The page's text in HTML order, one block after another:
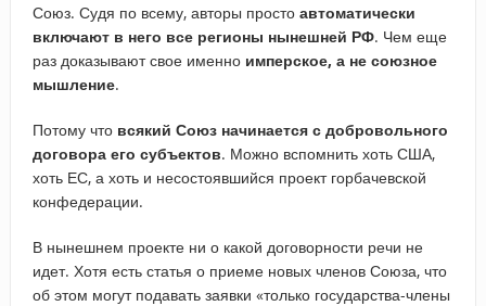
Союз. Судя по всему, авторы просто автоматически
включают в него все регионы нынешней РФ. Чем еще
раз доказывают свое именно имперское, а не союзное
мышление.
Потому что всякий Союз начинается с добровольного
договора его субъектов. Можно вспомнить хоть США,
хоть ЕС, а хоть и несостоявшийся проект горбачевской
конфедерации.
В нынешнем проекте ни о какой договорности речи не
идет. Хотя есть статья о приеме новых членов Союза, что
об этом могут подавать заявки «только государства-члены